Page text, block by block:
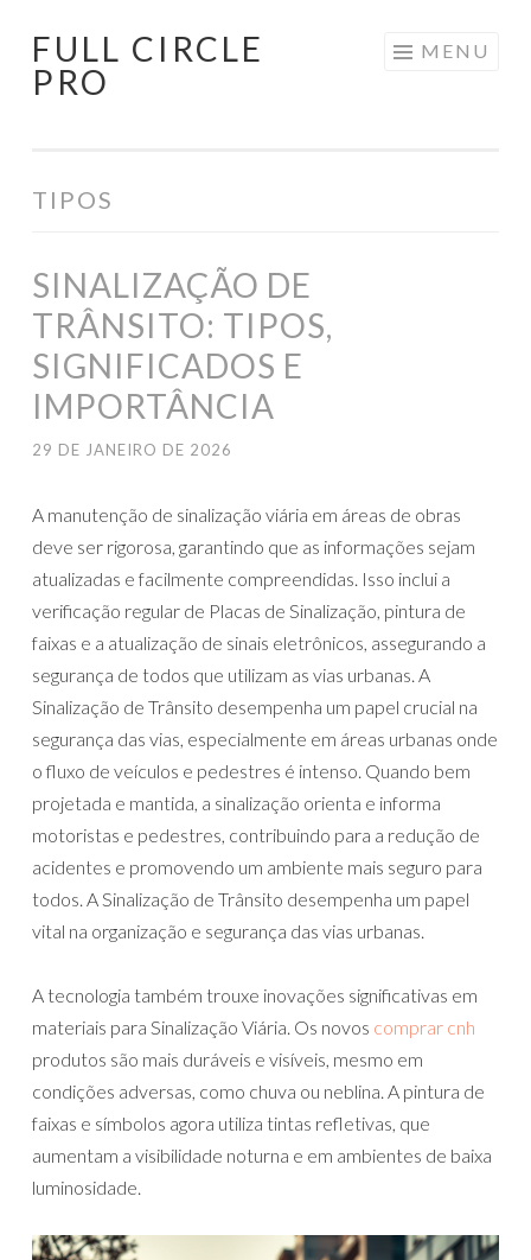
Pular
para
FULL CIRCLE
PRO
MENU
TIPOS
SINALIZAÇÃO DE
TRÂNSITO: TIPOS,
SIGNIFICADOS E
IMPORTÂNCIA
29 DE JANEIRO DE 2026
A manutenção de sinalização viária em áreas de obras
deve ser rigorosa, garantindo que as informações sejam
atualizadas e facilmente compreendidas. Isso inclui a
verificação regular de Placas de Sinalização, pintura de
faixas e a atualização de sinais eletrônicos, assegurando a
segurança de todos que utilizam as vias urbanas. A
Sinalização de Trânsito desempenha um papel crucial na
segurança das vias, especialmente em áreas urbanas onde
o fluxo de veículos e pedestres é intenso. Quando bem
projetada e mantida, a sinalização orienta e informa
motoristas e pedestres, contribuindo para a redução de
acidentes e promovendo um ambiente mais seguro para
todos. A Sinalização de Trânsito desempenha um papel
vital na organização e segurança das vias urbanas.
A tecnologia também trouxe inovações significativas em
materiais para Sinalização Viária. Os novos comprar cnh
produtos são mais duráveis e visíveis, mesmo em
condições adversas, como chuva ou neblina. A pintura de
faixas e símbolos agora utiliza tintas refletivas, que
aumentam a visibilidade noturna e em ambientes de baixa
luminosidade.